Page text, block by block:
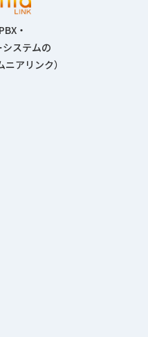
・
ステムの
アリンク）